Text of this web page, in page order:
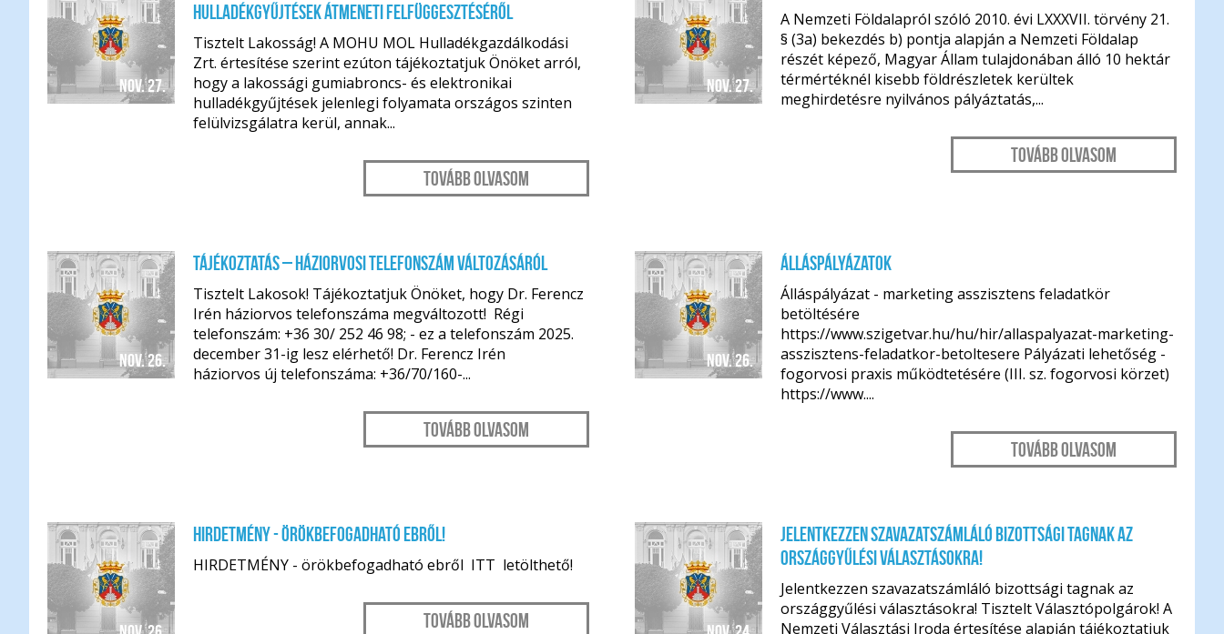
nov. 27.
hulladékgyűjtések átmeneti felfüggesztéséről
Tisztelt Lakosság! A MOHU MOL Hulladékgazdálkodási
Zrt. értesítése szerint ezúton tájékoztatjuk Önöket arról,
hogy a lakossági gumiabroncs- és elektronikai
hulladékgyűjtések jelenlegi folyamata országos szinten
felülvizsgálatra kerül, annak...
Tovább olvasom
nov. 27.
A Nemzeti Földalapról szóló 2010. évi LXXXVII. törvény 21.
§ (3a) bekezdés b) pontja alapján a Nemzeti Földalap
részét képező, Magyar Állam tulajdonában álló 10 hektár
térmértéknél kisebb földrészletek kerültek
meghirdetésre nyilvános pályáztatás,...
Tovább olvasom
nov. 26.
Tájékoztatás – háziorvosi telefonszám változásáról
Tisztelt Lakosok! Tájékoztatjuk Önöket, hogy Dr. Ferencz
Irén háziorvos telefonszáma megváltozott! Régi
telefonszám: +36 30/ 252 46 98; - ez a telefonszám 2025.
december 31-ig lesz elérhető! Dr. Ferencz Irén
háziorvos új telefonszáma: +36/70/160-...
Tovább olvasom
nov. 26.
Álláspályázatok
Álláspályázat - marketing asszisztens feladatkör
betöltésére
https://www.szigetvar.hu/hu/hir/allaspalyazat-marketing-
asszisztens-feladatkor-betoltesere Pályázati lehetőség -
fogorvosi praxis működtetésére (III. sz. fogorvosi körzet)
https://www....
Tovább olvasom
HIRDETMÉNY - örökbefogadható ebről!
HIRDETMÉNY - örökbefogadható ebről ITT letölthető!
Tovább olvasom
Jelentkezzen szavazatszámláló bizottsági tagnak az
országgyűlési választásokra!
Jelentkezzen szavazatszámláló bizottsági tagnak az
országgyűlési választásokra! Tisztelt Választópolgárok! A
Nemzeti Választási Iroda értesítése alapján tájékoztatjuk